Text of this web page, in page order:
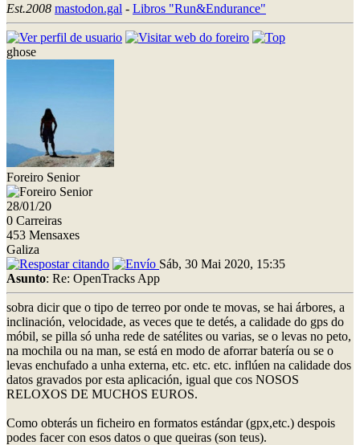
Est.2008 mastodon.gal - Libros "Run&Endurance"
ghose
Foreiro Senior
28/01/20
0 Carreiras
453 Mensaxes
Galiza
Sáb, 30 Mai 2020, 15:35
Asunto: Re: OpenTracks App
sobra dicir que o tipo de terreo por onde te movas, se hai árbores, a
inclinación, velocidade, as veces que te detés, a calidade do gps do
móbil, se pilla só unha rede de satélites ou varias, se o levas no peto,
na mochila ou na man, se está en modo de aforrar batería ou se o
levas enchufado a unha externa, etc. etc. etc. inflúen na calidade dos
datos gravados por esta aplicación, igual que cos NOSOS
RELOXOS DE MUCHOS EUROS.
Como obterás un ficheiro en formatos estándar (gpx,etc.) despois
podes facer con esos datos o que queiras (son teus).